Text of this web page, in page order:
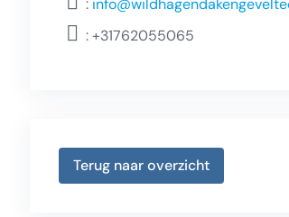
:
:+31762055065
Terug naar overzicht